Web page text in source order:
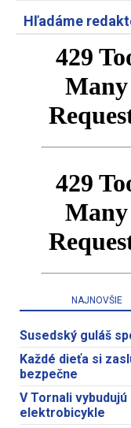
Hľadáme
NAJNOVŠIE
Susedský guláš
Každé dieťa si
bezpečne
V Tornali
elektrobicykle